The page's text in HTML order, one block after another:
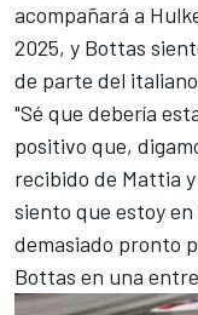
acompañará a
2025, y Bottas
de parte del
"Sé que debería
positivo que,
recibido de Mattia
siento que estoy
demasiado pronto
Bottas en una